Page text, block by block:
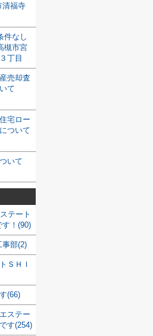
清福寺
件なし
槻市宮
丁目
売却査
て
宅ロー
ついて
いて
テート
す！(90)
事部(2)
ＳＨＩ
(66)
ステー
す(254)